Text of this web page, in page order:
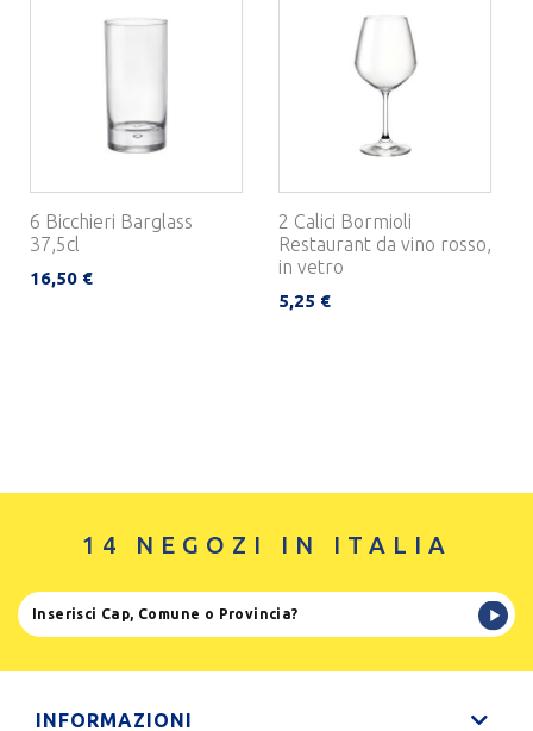
6 Bicchieri Barglass
37,5cl
16,50 €
2 Calici Bormioli
Restaurant da vino rosso,
in vetro
5,25 €
14 NEGOZI IN ITALIA
INFORMAZIONI